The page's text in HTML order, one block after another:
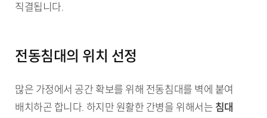
직결됩니다.
전동침대의 위치 선정
많은 가정에서 공간 확보를 위해 전동침대를 벽에 붙여
배치하곤 합니다. 하지만 원활한 간병을 위해서는 침대